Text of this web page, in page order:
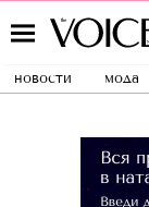
новости мода